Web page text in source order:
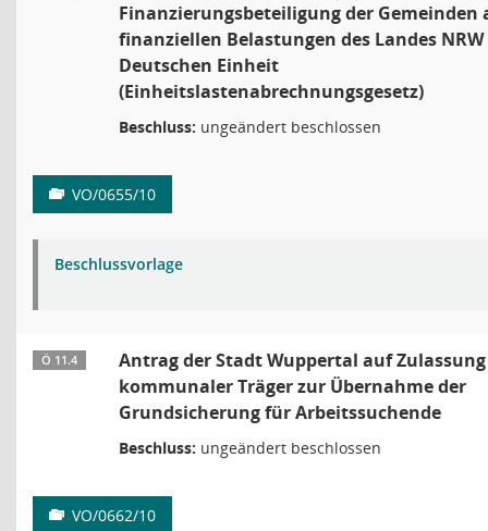
Finanzierungsbeteiligung der Gemeinden
finanziellen Belastungen des Landes
Deutschen Einheit
(Einheitslastenabrechnungsgesetz)
Beschluss: ungeändert beschlossen
VO/0655/10
Beschlussvorlage
Ö 11.4
Antrag der Stadt Wuppertal auf
kommunaler Träger zur Übernahme der
Grundsicherung für Arbeitssuchende
Beschluss: ungeändert beschlossen
VO/0662/10